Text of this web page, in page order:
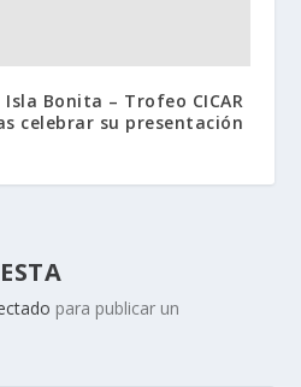
Isla Bonita – Trofeo CICAR
celebrar su presentación
para publicar un